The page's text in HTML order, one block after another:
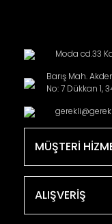
Moda cd.33
Barış Mah.
No: 7 Dükkan 1,
MÜŞTERİ
ALIŞVERİŞ